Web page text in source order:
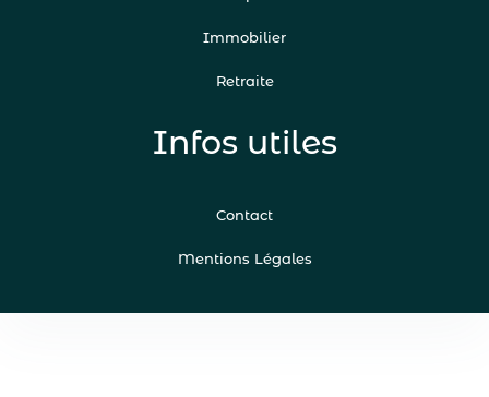
Immobilier
Retraite
Infos utiles
Contact
Mentions Légales